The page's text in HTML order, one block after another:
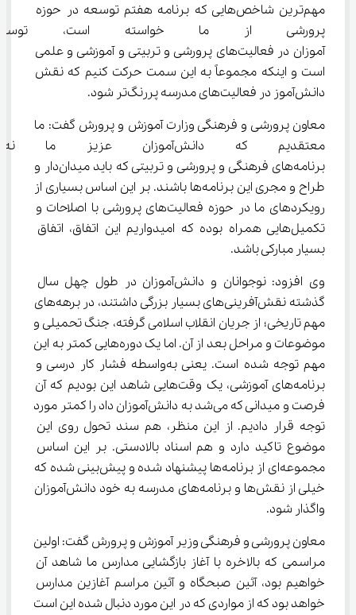
مهم‌ترین شاخص‌هایی که برنامه هفتم توسعه در حوزه
پرورشی از ما خواسته است،
‌آموزان در فعالیت‌های پرورشی و تربیتی و آموزشی و علمی
است و اینکه مجموعاً به این سمت حرکت کنیم که نقش
دانش‌آموز در فعالیت‌های مدرسه پررنگ‌تر شود.
معاون پرورشی و فرهنگی وزارت آموزش و پرورش گفت: ما
معتقدیم که دانش‌آموزان
برنامه‌های فرهنگی و پرورشی و تربیتی که باید میدان‌دار و
طراح و مجری این برنامه‌ها باشند. بر این اساس بسیاری از
رویکردهای ما در حوزه فعالیت‌های پرورشی با اصلاحات و
تکمیل‌هایی همراه بوده که امیدواریم این اتفاق، اتفاق
بسیار مبارکی باشد.
وی افزود: نوجوانان و دانش‌آموزان در طول چهل سال
گذشته نقش‌آفرینی‌های بسیار بزرگی داشتند، در برهه‌های
مهم تاریخی؛ از جریان انقلاب اسلامی گرفته، جنگ تحمیلی و
موضوعات و مراحل بعد از آن. اما یک دوره‌هایی کمتر به این
مهم توجه شده است. یعنی به‌واسطه فشار کار درسی و
برنامه‌های آموزشی، یک وقت‌هایی شاهد این بودیم که آن
فرصت و میدانی که می‌شد به دانش‌آموزان داد را کمتر مورد
توجه قرار دادیم. از این منظر، هم سند تحول روی این
موضوع تاکید دارد و هم اسناد بالادستی. بر این اساس
مجموعه‌ای از برنامه‌ها پیشنهاد شده و پیش‌بینی شده که
خیلی از نقش‌ها و برنامه‌های مدرسه به خود دانش‌آموزان
واگذار شود.
معاون پرورشی و فرهنگی وزیر آموزش و پرورش گفت: اولین
مراسمی که بالاخره با آغاز بازگشایی مدارس ما شاهد آن
خواهیم بود، آئین صبحگاه و آئین مراسم آغازین مدارس
خواهد بود که از مواردی که در این مورد دنبال شده این است